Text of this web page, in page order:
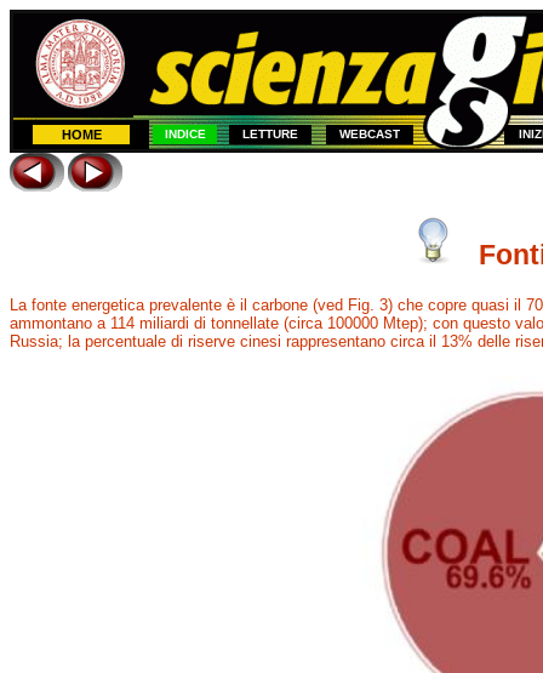
HOME INDICE LETTURE WEBCAST
La fonte energetica prevalente è il carbone (ved Fig. 3) che copre quasi il
ammontano a 114 miliardi di tonnellate (circa 100000 Mtep); con questo
Russia; la percentuale di riserve cinesi rappresentano circa il 13% delle